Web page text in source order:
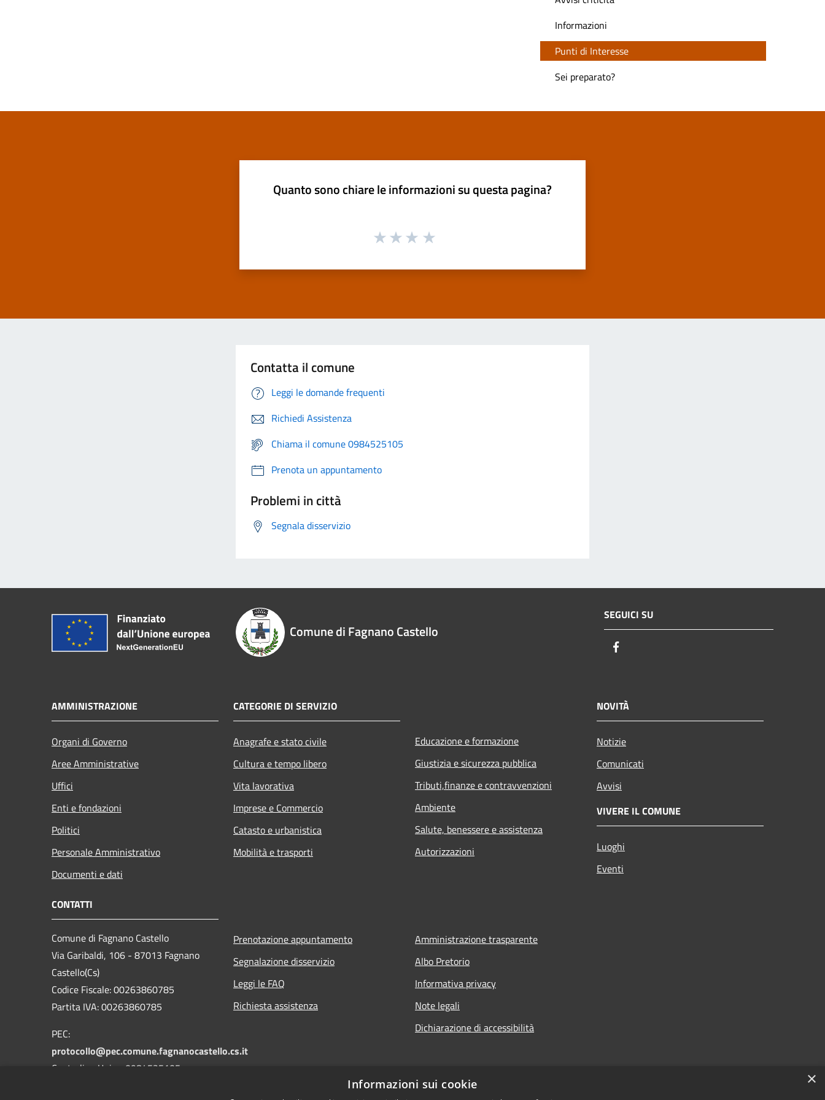
Informazioni
Punti di Interesse
Sei preparato?
Quanto sono chiare le informazioni su questa pagina?
Contatta il comune
Leggi le domande frequenti
Richiedi Assistenza
Chiama il comune 0984525105
Prenota un appuntamento
Problemi in città
Segnala disservizio
Comune di Fagnano Castello
SEGUICI SU
AMMINISTRAZIONE
Organi di Governo
Aree Amministrative
Uffici
Enti e fondazioni
Politici
Personale Amministrativo
Documenti e dati
CATEGORIE DI SERVIZIO
Anagrafe e stato civile
Cultura e tempo libero
Vita lavorativa
Imprese e Commercio
Catasto e urbanistica
Mobilità e trasporti
Educazione e formazione
Giustizia e sicurezza pubblica
Tributi,finanze e contravvenzioni
Ambiente
Salute, benessere e assistenza
Autorizzazioni
NOVITÀ
Notizie
Comunicati
Avvisi
VIVERE IL COMUNE
Luoghi
Eventi
CONTATTI
Comune di Fagnano Castello
Via Garibaldi, 106 - 87013 Fagnano
Castello(Cs)
Codice Fiscale: 00263860785
Partita IVA: 00263860785
PEC:
protocollo@pec.comune.fagnanocastello.cs.it
Centralino Unico: 0984525105
Prenotazione appuntamento
Segnalazione disservizio
Leggi le FAQ
Richiesta assistenza
Amministrazione trasparente
Albo Pretorio
Informativa privacy
Note legali
Dichiarazione di accessibilità
×
Informazioni sui cookie